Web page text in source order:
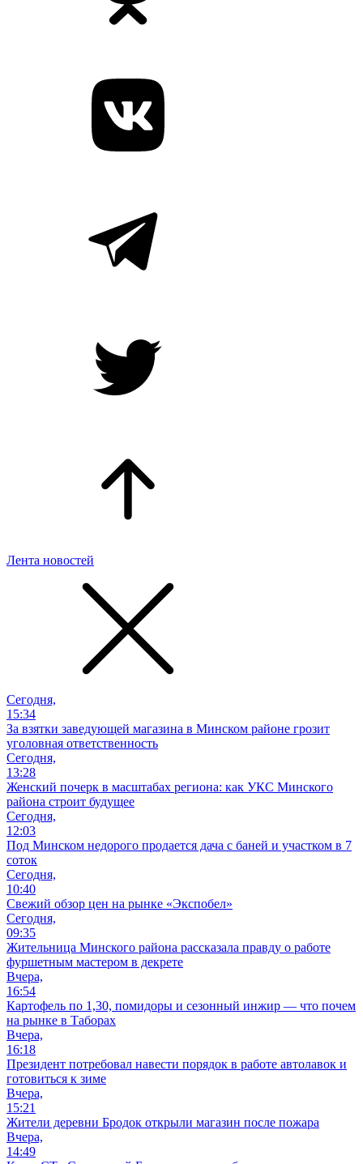
Лента новостей
Сегодня,
15:34
За взятки заведующей магазина в Минском районе грозит
уголовная ответственность
Сегодня,
13:28
Женский почерк в масштабах региона: как УКС Минского
района строит будущее
Сегодня,
12:03
Под Минском недорого продается дача с баней и участком в 7
соток
Сегодня,
10:40
Свежий обзор цен на рынке «Экспобел»
Сегодня,
09:35
Жительница Минского района рассказала правду о работе
фуршетным мастером в декрете
Вчера,
16:54
Картофель по 1,30, помидоры и сезонный инжир — что почем
на рынке в Таборах
Вчера,
16:18
Президент потребовал навести порядок в работе автолавок и
готовиться к зиме
Вчера,
15:21
Жители деревни Бродок открыли магазин после пожара
Вчера,
14:49